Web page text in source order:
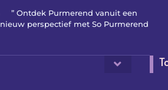
” Ontdek Purmerend vanuit een
nieuw perspectief met So Purmerend